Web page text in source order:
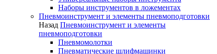
Наборы инструментов в ложементах
Пневмоинструмент и элементы пневмоподготовки
Назад Пневмоинструмент и элементы
пневмоподготовки
Пневмомолотки
Пневматические шлифмашинки